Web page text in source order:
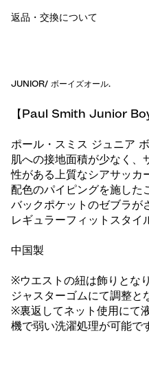
返品・交換について
JUNIOR/ ボーイズオール.
【Paul Smith Junior
ポール・スミス ジュニア
肌への接地面積が少なく、
性がある上質なシアサッカ
配色のパイピングを施した
バックポケットのゼブラが
レギュラーフィットスタイ
中国製
※ウエストの紐は飾りとな
ジャスターゴムにて調整と
※裏返してネット使用にて
機で弱い洗濯処理が可能で